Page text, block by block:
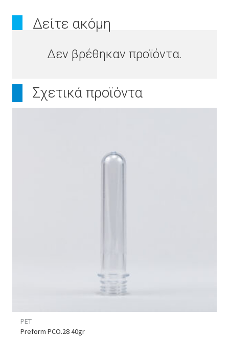
Δείτε ακόμη
Δεν βρέθηκαν προϊόντα.
Σχετικά προϊόντα
PET
Preform PCO.28 40gr